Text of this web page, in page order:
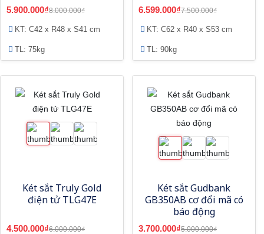
5.900.000₫8.000.000₫
KT: C42 x R48 x S41 cm
TL: 75kg
6.599.000₫7.500.000₫
KT: C62 x R40 x S53 cm
TL: 90kg
Két sắt Truly Gold
điện tử TLG47E
4.500.000₫6.000.000₫
Két sắt Gudbank
GB350AB cơ đổi mã có
báo động
3.700.000₫5.000.000₫